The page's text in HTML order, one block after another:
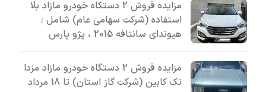
مزایده فروش 2 دستکاه خودرو مازاد بلا
استفاده (شرکت سهامی عام) شامل :
هیوندای سانتافه 2015 ، پژو پارس
مزایده فروش 2 دستگاه خودرو مازاد مزدا
تک کابین (شرکت گاز استان) تا 18 مرداد